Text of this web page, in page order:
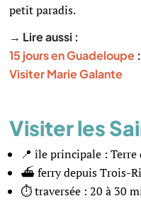
petit paradis.
→ Lire aussi :
15 jours en Guadeloupe
Visiter Marie Galante
Visiter les
📍 île principale : Terre
⛴ ferry depuis Trois-
⏱ traversée : 20 à 30